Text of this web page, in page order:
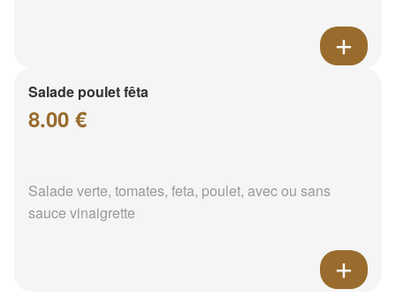
Salade poulet fêta
8.00 €
Salade verte, tomates, feta, poulet, avec ou sans
sauce vinaigrette